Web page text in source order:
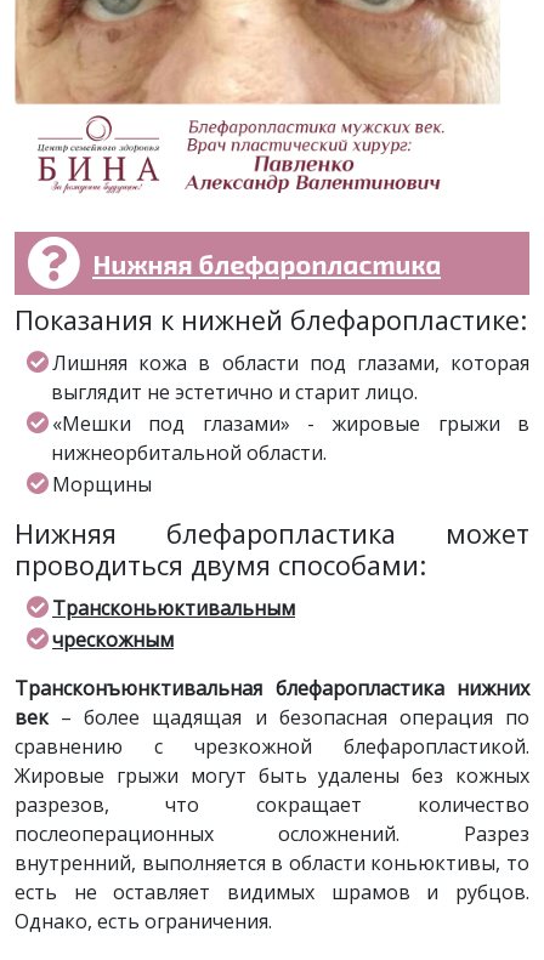
Нижняя блефаропластика
Показания к нижней блефаропластике:
Лишняя кожа в области под глазами, которая
выглядит не эстетично и старит лицо.
«Мешки под глазами» - жировые грыжи в
нижнеорбитальной области.
Морщины
Нижняя блефаропластика может
проводиться двумя способами:
Трансконьюктивальным
чрескожным
Трансконъюнктивальная блефаропластика нижних
век– более щадящая и безопасная операция по
сравнению с чрезкожной блефаропластикой.
Жировые грыжи могут быть удалены без кожных
разрезов, что сокращает количество
послеоперационных осложнений. Разрез
внутренний, выполняется в области коньюктивы, то
есть не оставляет видимых шрамов и рубцов.
Однако, есть ограничения.